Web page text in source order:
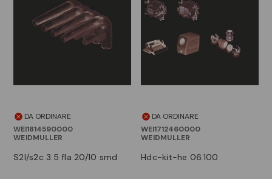
DA ORDINARE
WEI1814590000
WEIDMULLER
s2l/s2c 3.5 fla 20/10 smd
DA ORDINARE
WEI1712460000
WEIDMULLER
hdc-kit-he 06.100